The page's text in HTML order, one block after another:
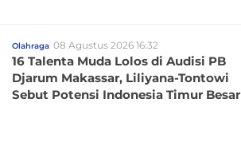
Olahraga 08 Agustus 2026 16:32
16 Talenta Muda Lolos di Audisi PB
Djarum Makassar, Liliyana-Tontowi
Sebut Potensi Indonesia Timur Besar